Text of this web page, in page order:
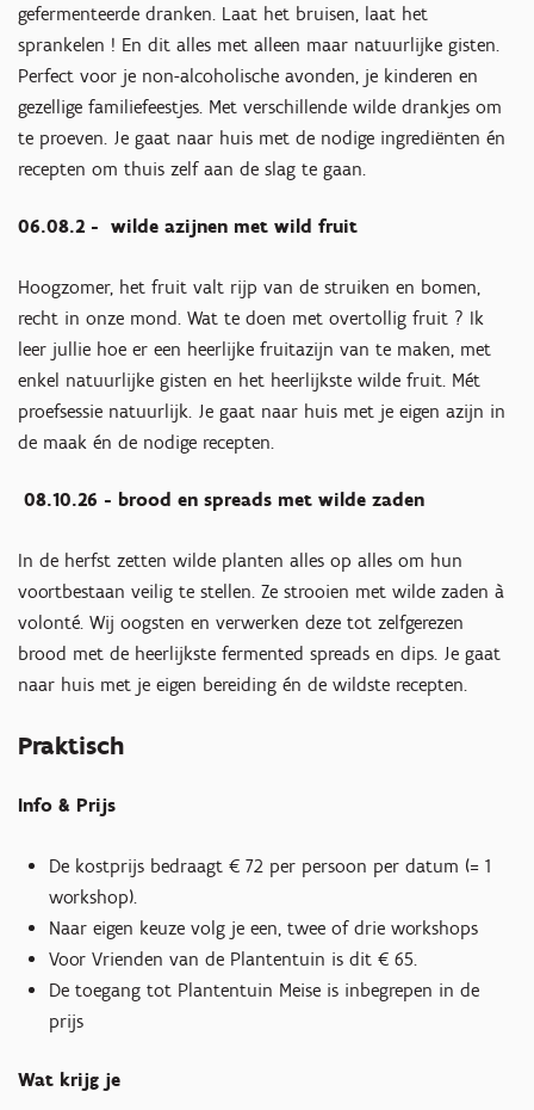
gefermenteerde dranken. Laat het bruisen, laat het
sprankelen ! En dit alles met alleen maar natuurlijke gisten.
Perfect voor je non-alcoholische avonden, je kinderen en
gezellige familiefeestjes. Met verschillende wilde drankjes om
te proeven. Je gaat naar huis met de nodige ingrediënten én
recepten om thuis zelf aan de slag te gaan.
06.08.2 - wilde azijnen met wild fruit
Hoogzomer, het fruit valt rijp van de struiken en bomen,
recht in onze mond. Wat te doen met overtollig fruit ? Ik
leer jullie hoe er een heerlijke fruitazijn van te maken, met
enkel natuurlijke gisten en het heerlijkste wilde fruit. Mét
proefsessie natuurlijk. Je gaat naar huis met je eigen azijn in
de maak én de nodige recepten.
08.10.26 - brood en spreads met wilde zaden
In de herfst zetten wilde planten alles op alles om hun
voortbestaan veilig te stellen. Ze strooien met wilde zaden à
volonté. Wij oogsten en verwerken deze tot zelfgerezen
brood met de heerlijkste fermented spreads en dips. Je gaat
naar huis met je eigen bereiding én de wildste recepten.
Praktisch
Info & Prijs
De kostprijs bedraagt € 72 per persoon per datum (= 1
workshop).
Naar eigen keuze volg je een, twee of drie workshops
Voor Vrienden van de Plantentuin is dit € 65.
De toegang tot Plantentuin Meise is inbegrepen in de
prijs
Wat krijg je